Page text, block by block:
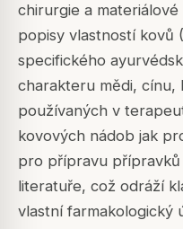
chirurgie a
popisy vlastností kovů
specifického
charakteru mědi, cínu,
používaných v
kovových nádob jak
pro přípravu přípravků
literatuře, což odráží
vlastní farmakologický